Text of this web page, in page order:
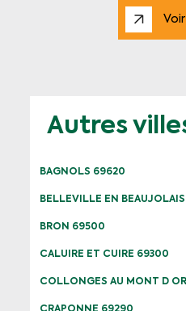
Autres
BAGNOLS 69620
BELLEVILLE EN
BRON 69500
CALUIRE ET CUIRE 69300
COLLONGES AU MONT D